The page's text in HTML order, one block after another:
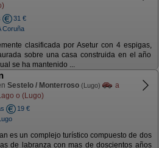
31 €
Coruña
clasificada por Asetur con 4 espigas,
sobre una casa construida en el año
se ha mantenido ...
Sestelo / Monterroso (Lugo)
a
o (Lugo)
19 €
es un complejo turístico compuesto de dos
de labranza con mas de doscientos años